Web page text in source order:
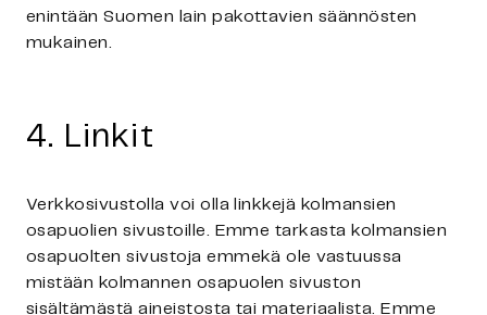
enintään Suomen lain pakottavien säännösten
mukainen.
4. Linkit
Verkkosivustolla voi olla linkkejä kolmansien
osapuolien sivustoille. Emme tarkasta kolmansien
osapuolten sivustoja emmekä ole vastuussa
mistään kolmannen osapuolen sivuston
sisältämästä aineistosta tai materiaalista. Emme